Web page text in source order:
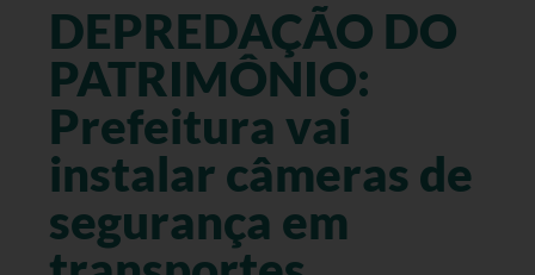
⁠⁠⁠⁠⁠DEPREDAÇÃO DO
PATRIMÔNIO:
Prefeitura vai
instalar câmeras de
segurança em